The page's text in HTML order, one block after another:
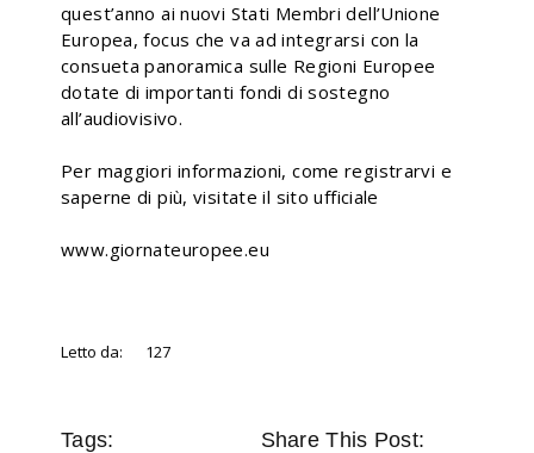
quest’anno ai nuovi Stati Membri dell’Unione
Europea, focus che va ad integrarsi con la
consueta panoramica sulle Regioni Europee
dotate di importanti fondi di sostegno
all’audiovisivo.
Per maggiori informazioni, come registrarvi e
saperne di più, visitate il sito ufficiale
www.giornateuropee.eu
Letto da: 127
Tags: Share This Post: